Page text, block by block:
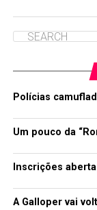
Polícias
Um pouco da
Inscrições
A Galloper vai